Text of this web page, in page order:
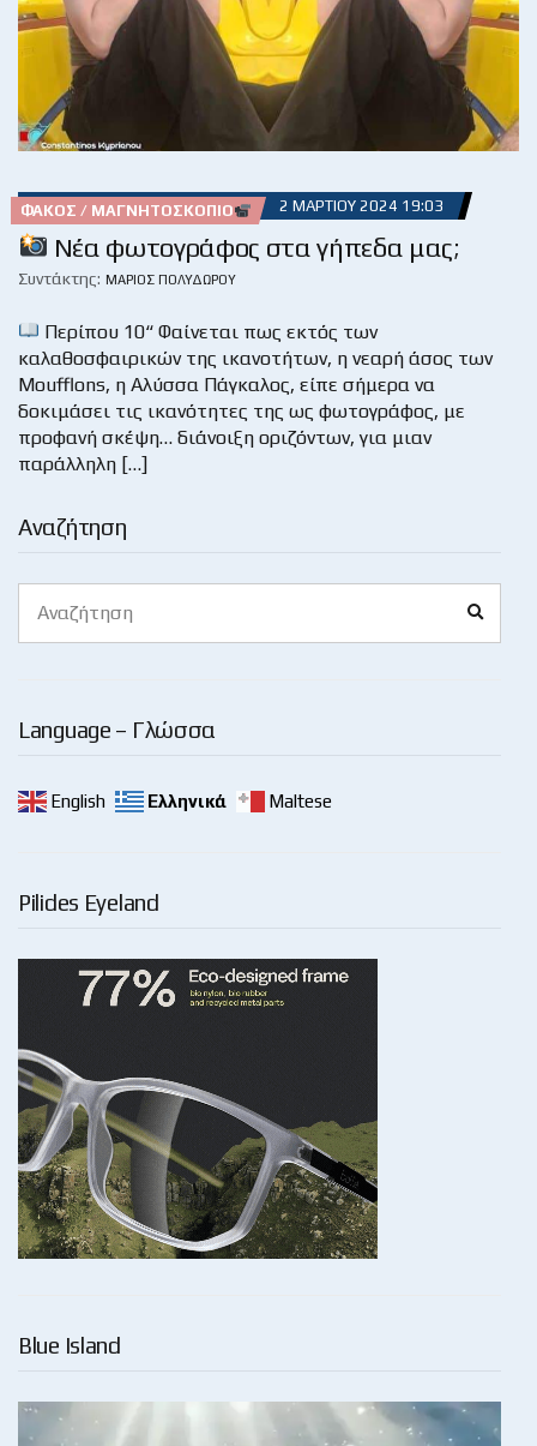
Αναζήτηση
for:
Language – Γλώσσα
English Ελληνικά Maltese
Pilides Eyeland
Blue Island
ΦΑΚΌΣ / ΜΑΓΝΗΤΟΣΚΌΠΙΟ 2 ΜΑΡΤΊΟΥ 2024 19:03
Νέα φωτογράφος στα γήπεδα μας;
Συντάκτης: ΜΆΡΙΟΣ ΠΟΛΥΔΏΡΟΥ
Περίπου 10“ Φαίνεται πως εκτός των
καλαθοσφαιρικών της ικανοτήτων, η νεαρή άσος των
Moufflons, η Αλύσσα Πάγκαλος, είπε σήμερα να
δοκιμάσει τις ικανότητες της ως φωτογράφος, με
προφανή σκέψη… διάνοιξη οριζόντων, για μιαν
παράλληλη […]